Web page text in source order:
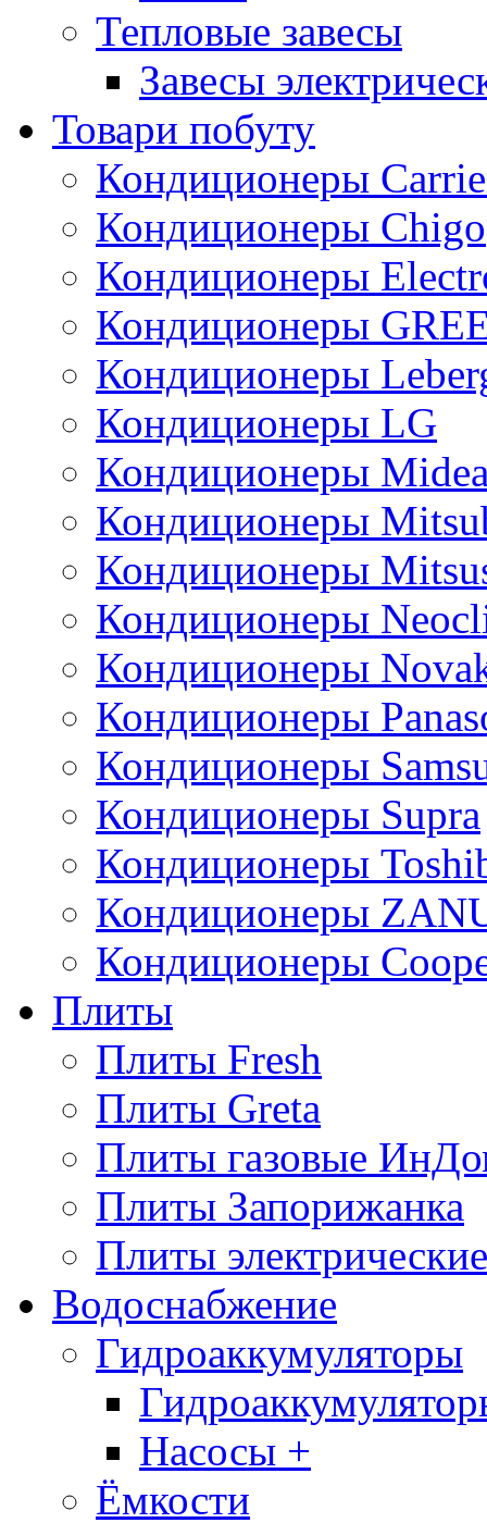
Тепловые завесы
Завесы
Товари побуту
Кондиционеры
Кондиционеры Chigo
Кондиционеры
Кондиционеры
Кондиционеры
Кондиционеры LG
Кондиционеры
Кондиционеры
Кондиционеры
Кондиционеры
Кондиционеры
Кондиционеры
Кондиционеры
Кондиционеры Supra
Кондиционеры
Кондиционеры
Кондиционеры
Плиты
Плиты Fresh
Плиты Greta
Плиты газовые
Плиты Запорижанка
Плиты
Водоснабжение
Гидроаккумуляторы
Насосы +
Ёмкости